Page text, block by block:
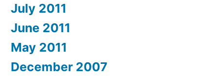
July 2011
June 2011
May 2011
December 2007